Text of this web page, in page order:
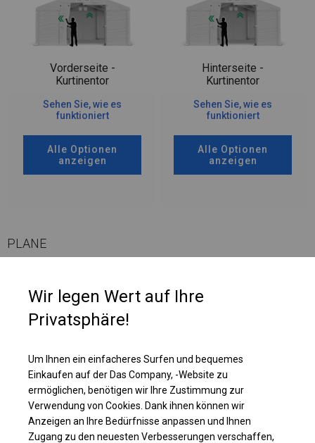
Vorderseite -
Kurtinentor
Sehen Sie, wie es
funktioniert
Alle Optionen
anzeigen
Hinterseite -
Kurtinentor
Sehen Sie, wie es
funktioniert
Alle Optionen
anzeigen
PLANE
beispielsweise Schweißarbeiten stattfinden. Im oberen Teil der Plane
befinden sich runde Fenster, dank denen Tageslicht ins Zeltinnere gelangt.
Einzelheiten ansehen
Plane ändern
Wir legen Wert auf Ihre
Privatsphäre!
Um Ihnen ein einfacheres Surfen und bequemes
Einkaufen auf der Das Company, -Website zu
ermöglichen, benötigen wir Ihre Zustimmung zur
Verwendung von Cookies. Dank ihnen können wir
Anzeigen an Ihre Bedürfnisse anpassen und Ihnen
Zugang zu den neuesten Verbesserungen verschaffen,